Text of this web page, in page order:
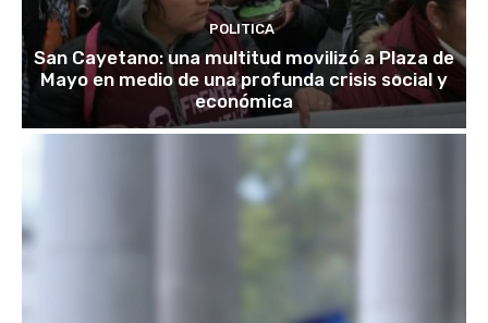
POLITICA
San Cayetano: una multitud movilizó a Plaza de
Mayo en medio de una profunda crisis social y
económica